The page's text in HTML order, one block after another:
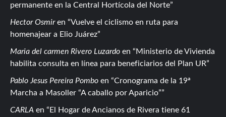
permanente en la Central Hortícola del Norte
Hector Osmiren
Vuelve el ciclismo en ruta para
homenajear a Elio Juárez
Maria del carmen Rivero Luzardo en
Ministerio de Vivienda
habilita consulta en línea para beneficiarios del Plan UR
Pablo Jesus Pereira Pombo en
Cronograma de la 19ª
Marcha a Masoller “A caballo por Aparicio”
CARLA en
El Hogar de Ancianos de Rivera tiene 61